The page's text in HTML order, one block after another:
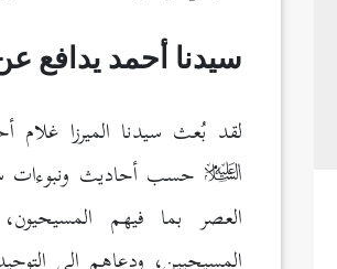
سيدنا أحمد
لقد بُعث سيدنا الميرزا غلام
حسب أحاديث ونبوءات
العصر بما فيهم